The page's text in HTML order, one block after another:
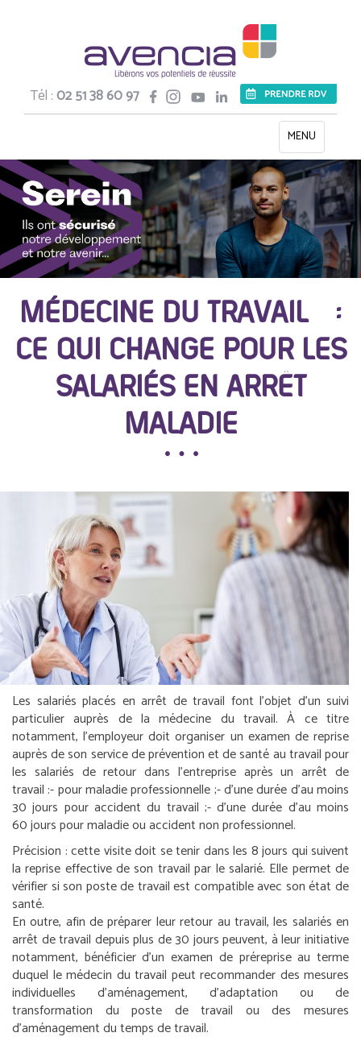
Tél :02 51 38 60 97
Toggle
navigation
MENU
MÉDECINE DU TRAVAIL :
CE QUI CHANGE POUR LES
SALARIÉS EN ARRÊT
MALADIE
Les salariés placés en arrêt de travail font l’objet d’un suivi
particulier auprès de la médecine du travail. À ce titre
notamment, l’employeur doit organiser un examen de reprise
auprès de son service de prévention et de santé au travail pour
les salariés de retour dans l’entreprise après un arrêt de
travail :- pour maladie professionnelle ;- d’une durée d’au moins
30 jours pour accident du travail ;- d’une durée d’au moins
60 jours pour maladie ou accident non professionnel.
Précision :cette visite doit se tenir dans les 8 jours qui suivent
la reprise effective de son travail par le salarié. Elle permet de
vérifier si son poste de travail est compatible avec son état de
santé.
En outre, afin de préparer leur retour au travail, les salariés en
arrêt de travail depuis plus de 30 jours peuvent, à leur initiative
notamment, bénéficier d’un examen de préreprise au terme
duquel le médecin du travail peut recommander des mesures
individuelles d’aménagement, d’adaptation ou de
transformation du poste de travail ou des mesures
d’aménagement du temps de travail.